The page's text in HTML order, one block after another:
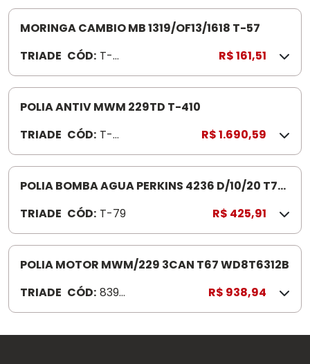
MORINGA CAMBIO MB 1319/OF13/1618 T-57
TRIADE CÓD: T-
57
R$ 161,51
POLIA ANTIV MWM 229TD T-410
TRIADE CÓD: T-
410
R$ 1.690,59
POLIA BOMBA AGUA PERKINS 4236 D/10/20 T79
TRIADE CÓD: T-79 R$ 425,91
POLIA MOTOR MWM/229 3CAN T67 WD8T6312B
TRIADE CÓD: 8397
8
R$ 938,94